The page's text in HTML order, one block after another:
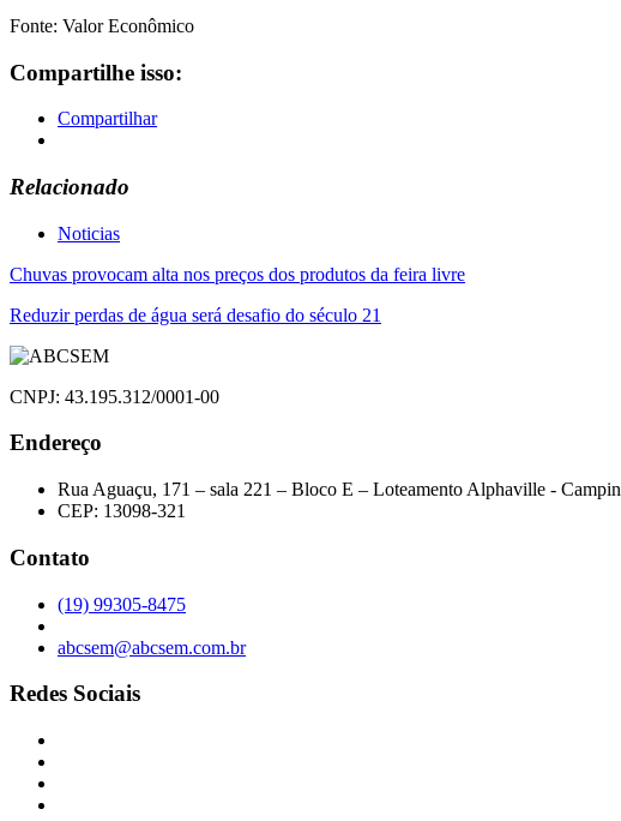
Fonte: Valor Econômico
Compartilhe isso:
Compartilhar
Relacionado
Noticias
Navegação
de
Post
Chuvas provocam alta nos preços dos produtos da feira livre
Reduzir perdas de água será desafio do século 21
CNPJ: 43.195.312/0001-00
Endereço
Rua Aguaçu, 171 – sala 221 – Bloco E – Loteamento Alphaville -
CEP: 13098-321
Contato
(19) 99305-8475
abcsem@abcsem.com.br
Redes Sociais